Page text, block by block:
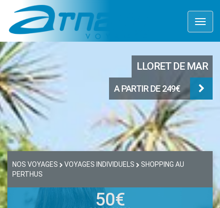
LLORET DE MAR
A PARTIR DE 249€
NOS VOYAGES VOYAGES INDIVIDUELS
SHOPPING AU
PERTHUS
50€